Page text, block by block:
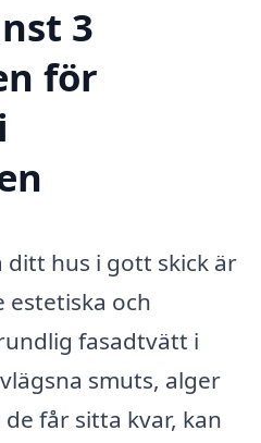
3
för
ditt hus i gott skick är
estetiska och
fasadtvätt i
smuts, alger
får sitta kvar, kan